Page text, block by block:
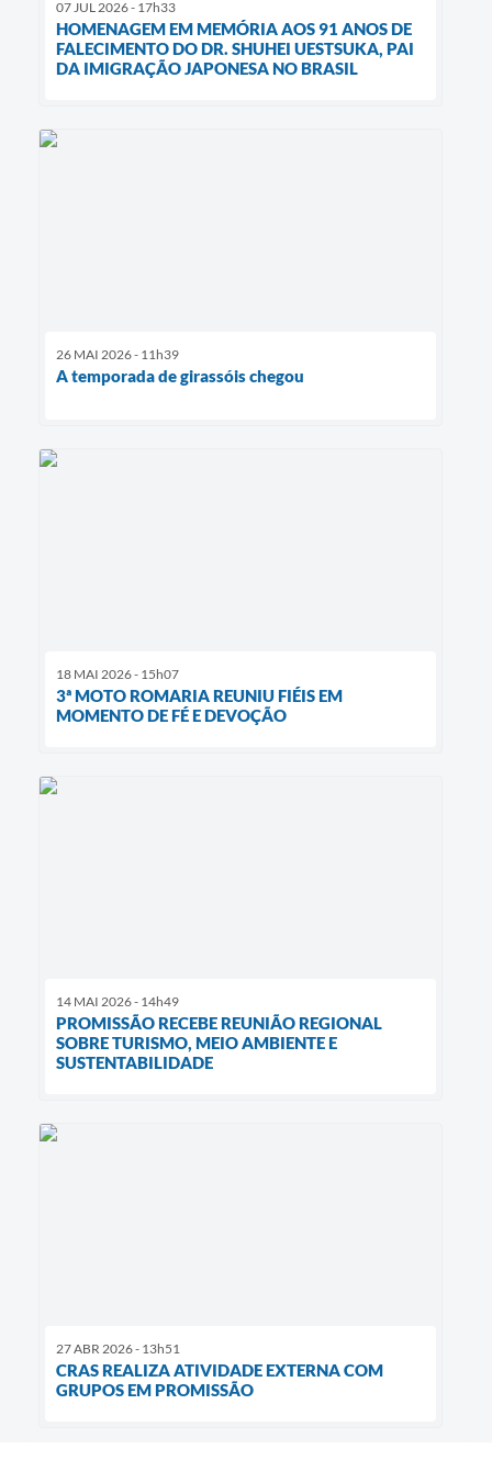
07 JUL 2026 - 17h33
HOMENAGEM EM MEMÓRIA AOS 91 ANOS DE
FALECIMENTO DO DR. SHUHEI UESTSUKA, PAI
DA IMIGRAÇÃO JAPONESA NO BRASIL
26 MAI 2026 - 11h39
A temporada de girassóis chegou
18 MAI 2026 - 15h07
3ª MOTO ROMARIA REUNIU FIÉIS EM
MOMENTO DE FÉ E DEVOÇÃO
14 MAI 2026 - 14h49
PROMISSÃO RECEBE REUNIÃO REGIONAL
SOBRE TURISMO, MEIO AMBIENTE E
SUSTENTABILIDADE
27 ABR 2026 - 13h51
CRAS REALIZA ATIVIDADE EXTERNA COM
GRUPOS EM PROMISSÃO